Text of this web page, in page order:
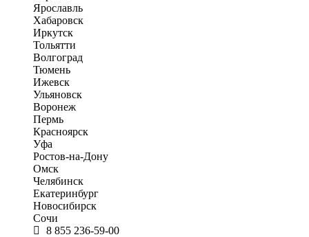
Ярославль
Хабаровск
Иркутск
Тольятти
Волгоград
Тюмень
Ижевск
Ульяновск
Воронеж
Пермь
Красноярск
Уфа
Ростов-на-Дону
Омск
Челябинск
Екатеринбург
Новосибирск
Сочи
8 855 236-59-00